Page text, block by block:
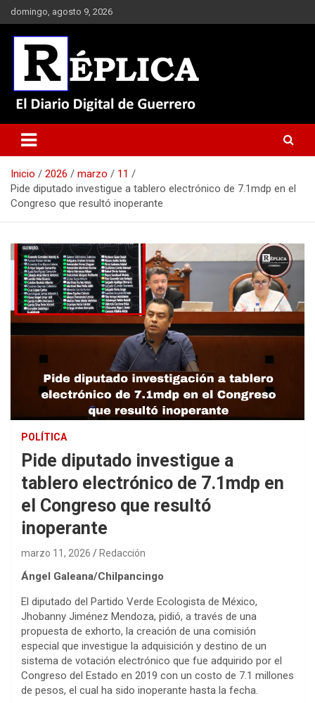
Saltar
al
contenido
domingo, agosto 9, 2026
Réplica
Inicio 2026 marzo
11
Pide diputado investigue a tablero electrónico de 7.1mdp en el
Congreso que resultó inoperante
POLÍTICA
Pide diputado investigue a
tablero electrónico de 7.1mdp en
el Congreso que resultó
inoperante
marzo 11, 2026 Redacción
Ángel Galeana/Chilpancingo
El diputado del Partido Verde Ecologista de México,
Jhobanny Jiménez Mendoza, pidió, a través de una
propuesta de exhorto, la creación de una comisión
especial que investigue la adquisición y destino de un
sistema de votación electrónico que fue adquirido por el
Congreso del Estado en 2019 con un costo de 7.1 millones
de pesos, el cual ha sido inoperante hasta la fecha.